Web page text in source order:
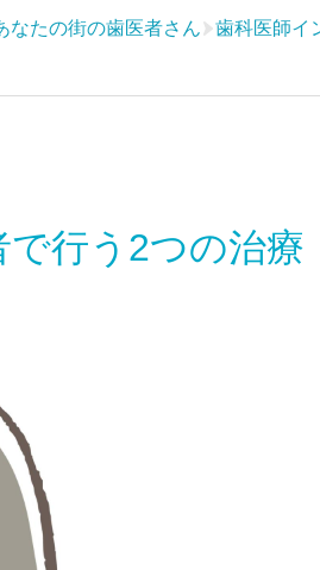
なたの街の歯医者さん 歯科医師イ
行う2つの治療